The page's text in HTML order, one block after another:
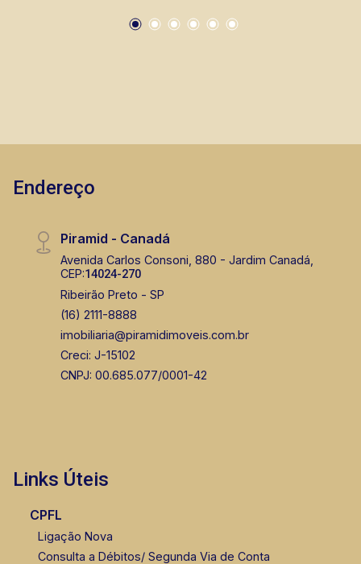
Endereço
Piramid - Canadá
Avenida Carlos Consoni, 880 - Jardim Canadá,
CEP:14024-270
Ribeirão Preto - SP
(16) 2111-8888
imobiliaria@piramidimoveis.com.br
Creci: J-15102
CNPJ: 00.685.077/0001-42
Links Úteis
CPFL
Ligação Nova
Consulta a Débitos/ Segunda Via de Conta